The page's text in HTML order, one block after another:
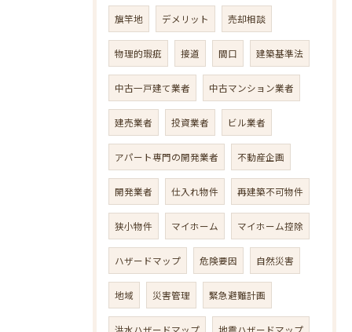
旗竿地 デメリット 売却相談
物理的瑕疵 接道 間口 建築基準法
中古一戸建て業者 中古マンション業者
建売業者 投資業者 ビル業者
アパート専門の開発業者 不動産企画
開発業者 仕入れ物件 再建築不可物件
狭小物件 マイホーム マイホーム控除
ハザードマップ 危険要因 自然災害
地域 災害管理 緊急避難計画